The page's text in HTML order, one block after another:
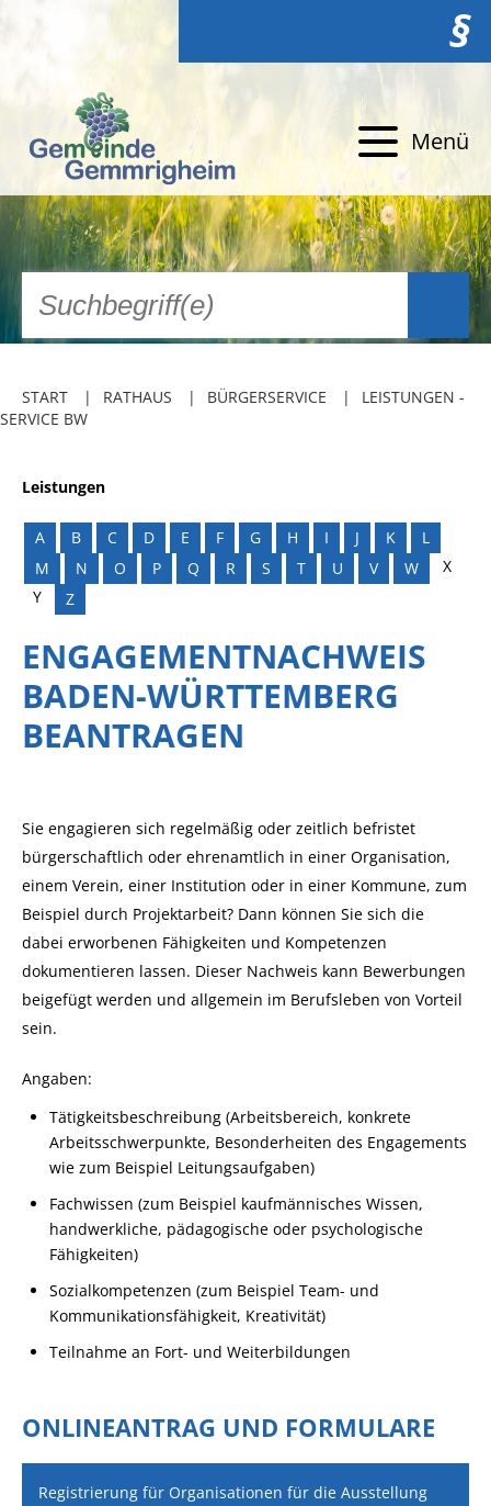
§
Menü
START RATHAUS BÜRGERSERVICE
LEISTUNGEN -
SERVICE BW
Leistungen
A B C D E F G H I J K
L
M
N O P Q R S T U V W
X
Y
Z
ENGAGEMENTNACHWEIS
BADEN-WÜRTTEMBERG
BEANTRAGEN
Sie engagieren sich regelmäßig oder zeitlich befristet
bürgerschaftlich oder ehrenamtlich in einer Organisation,
einem Verein, einer Institution oder in einer Kommune, zum
Beispiel durch Projektarbeit? Dann können Sie sich die
dabei erworbenen Fähigkeiten und Kompetenzen
dokumentieren lassen. Dieser Nachweis kann Bewerbungen
beigefügt werden und allgemein im Berufsleben von Vorteil
sein.
Angaben:
Tätigkeitsbeschreibung (Arbeitsbereich, konkrete
Arbeitsschwerpunkte, Besonderheiten des Engagements
wie zum Beispiel Leitungsaufgaben)
Fachwissen (zum Beispiel kaufmännisches Wissen,
handwerkliche, pädagogische oder psychologische
Fähigkeiten)
Sozialkompetenzen (zum Beispiel Team- und
Kommunikationsfähigkeit, Kreativität)
Teilnahme an Fort- und Weiterbildungen
ONLINEANTRAG UND FORMULARE
Registrierung für Organisationen für die Ausstellung